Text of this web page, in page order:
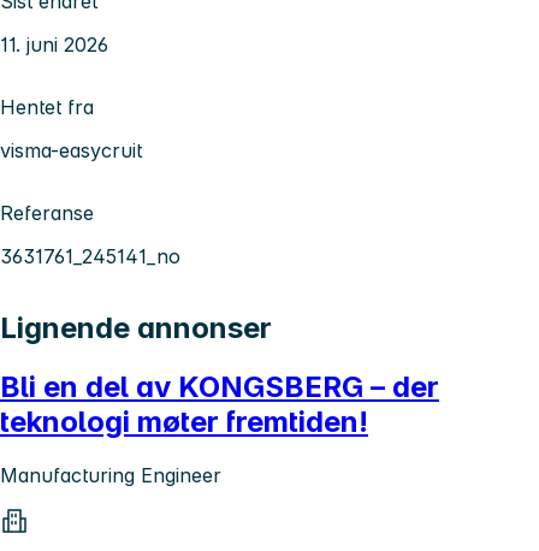
11. juni 2026
Hentet fra
visma-easycruit
Referanse
3631761_245141_no
Lignende annonser
Bli en del av KONGSBERG – der
teknologi møter fremtiden!
Manufacturing Engineer